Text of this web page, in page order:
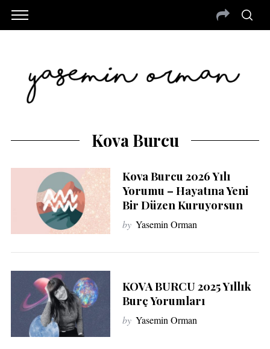
Kova Burcu
Kova Burcu 2026 Yılı
Yorumu – Hayatına Yeni
Bir Düzen Kuruyorsun
by Yasemin Orman
KOVA BURCU 2025 Yıllık
Burç Yorumları
by Yasemin Orman